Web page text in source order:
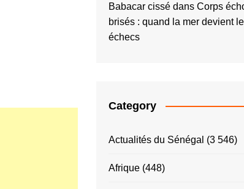
Babacar cissé dans Corps
brisés : quand la mer devient
échecs
Category
Actualités du Sénégal (3 546)
Afrique (448)